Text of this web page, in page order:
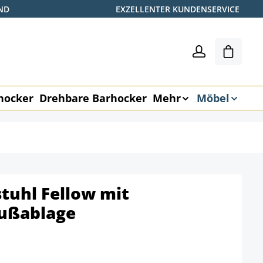
EXZELLENTER KUNDENSERVICE
Drehbare Barhocker Mehr Möbel
Fellow mit